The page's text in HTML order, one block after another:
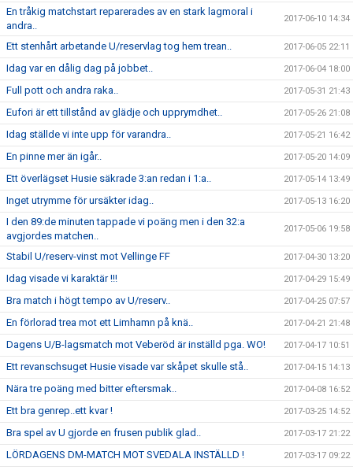
En tråkig matchstart reparerades av en stark lagmoral i
andra..
2017-06-10 14:34
Ett stenhårt arbetande U/reservlag tog hem trean.. 2017-06-05 22:11
Idag var en dålig dag på jobbet.. 2017-06-04 18:00
Full pott och andra raka.. 2017-05-31 21:43
Eufori är ett tillstånd av glädje och upprymdhet.. 2017-05-26 21:08
Idag ställde vi inte upp för varandra.. 2017-05-21 16:42
En pinne mer än igår.. 2017-05-20 14:09
Ett överlägset Husie säkrade 3:an redan i 1:a.. 2017-05-14 13:49
Inget utrymme för ursäkter idag.. 2017-05-13 16:20
I den 89:de minuten tappade vi poäng men i den 32:a
avgjordes matchen..
2017-05-06 19:58
Stabil U/reserv-vinst mot Vellinge FF 2017-04-30 13:20
Idag visade vi karaktär !!! 2017-04-29 15:49
Bra match i högt tempo av U/reserv.. 2017-04-25 07:57
En förlorad trea mot ett Limhamn på knä.. 2017-04-21 21:48
Dagens U/B-lagsmatch mot Veberöd är inställd pga. WO! 2017-04-17 10:51
Ett revanschsuget Husie visade var skåpet skulle stå.. 2017-04-15 14:13
Nära tre poäng med bitter eftersmak.. 2017-04-08 16:52
Ett bra genrep..ett kvar ! 2017-03-25 14:52
Bra spel av U gjorde en frusen publik glad.. 2017-03-17 21:22
LÖRDAGENS DM-MATCH MOT SVEDALA INSTÄLLD ! 2017-03-17 09:22